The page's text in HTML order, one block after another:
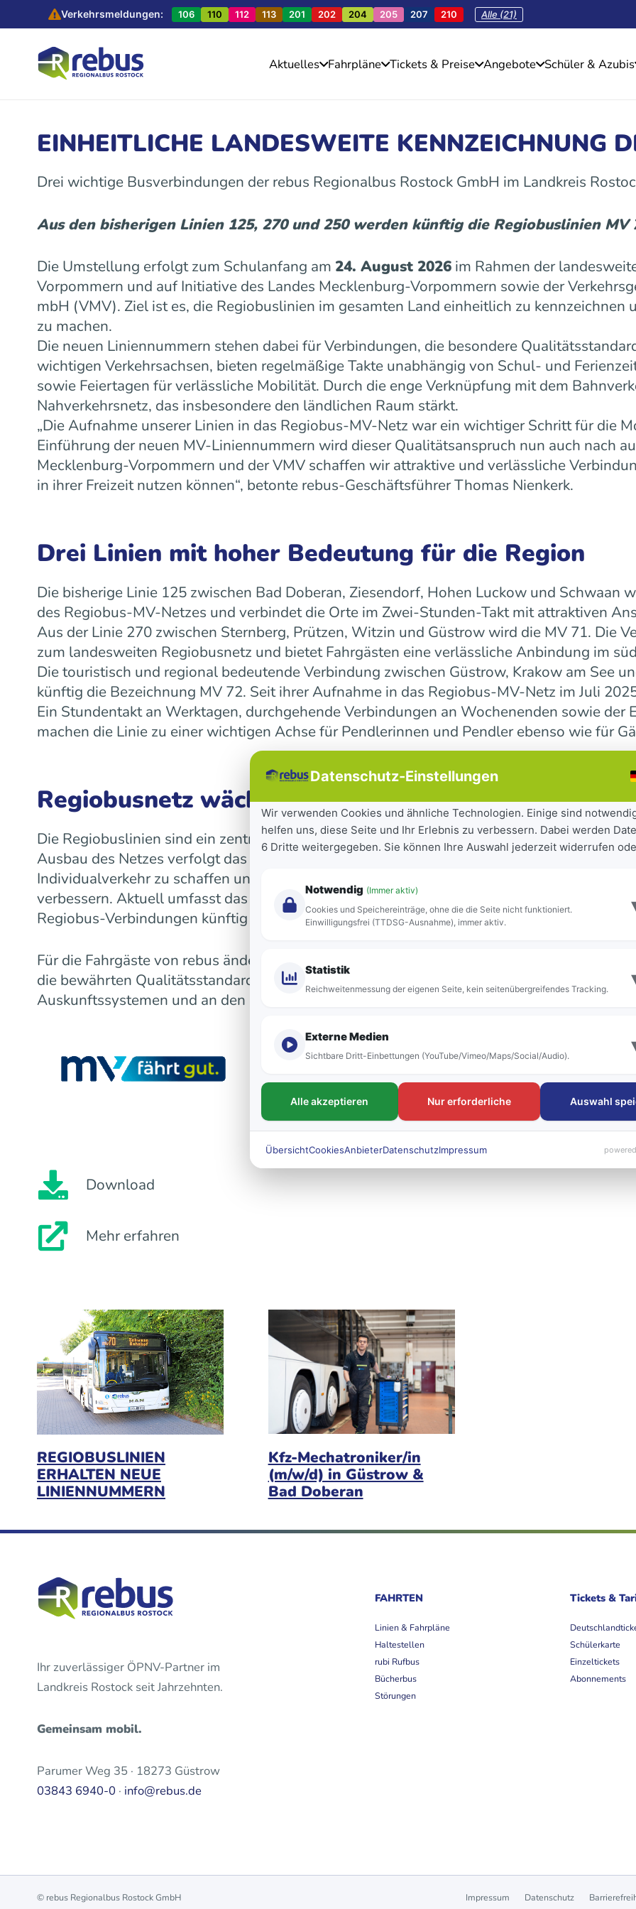
Verkehrsmeldungen: 106 110 112 113 201 202 204 205 207 210 Alle (21)
Aktuelles Fahrpläne Tickets & Preise Angebote Schüler & Azubis
EINHEITLICHE LANDESWEITE KENNZEICHNUNG
Drei wichtige Busverbindungen der rebus Regionalbus Rostock GmbH im Landkreis
Aus den bisherigen Linien 125, 270 und 250 werden künftig die Regiobuslinien MV
Die Umstellung erfolgt zum Schulanfang am 24. August 2026 im Rahmen der
Vorpommern und auf Initiative des Landes Mecklenburg-Vorpommern sowie der
mbH (VMV). Ziel ist es, die Regiobuslinien im gesamten Land einheitlich zu kennzeichnen
zu machen.
Die neuen Liniennummern stehen dabei für Verbindungen, die besondere
wichtigen Verkehrsachsen, bieten regelmäßige Takte unabhängig von Schul- und
sowie Feiertagen für verlässliche Mobilität. Durch die enge Verknüpfung mit dem
Nahverkehrsnetz, das insbesondere den ländlichen Raum stärkt.
„Die Aufnahme unserer Linien in das Regiobus-MV-Netz war ein wichtiger Schritt für die
Einführung der neuen MV-Liniennummern wird dieser Qualitätsanspruch nun auch nach
Mecklenburg-Vorpommern und der VMV schaffen wir attraktive und verlässliche
in ihrer Freizeit nutzen können“, betonte rebus-Geschäftsführer Thomas Nienkerk.
Drei Linien mit hoher Bedeutung für die Region
Die bisherige Linie 125 zwischen Bad Doberan, Ziesendorf, Hohen Luckow und Schwaan
des Regiobus-MV-Netzes und verbindet die Orte im Zwei-Stunden-Takt mit attraktiven
Aus der Linie 270 zwischen Sternberg, Prützen, Witzin und Güstrow wird die MV 71. Die
zum landesweiten Regiobusnetz und bietet Fahrgästen eine verlässliche Anbindung im
Die touristisch und regional bedeutende Verbindung zwischen Güstrow, Krakow am See
künftig die Bezeichnung MV 72. Seit ihrer Aufnahme in das Regiobus-MV-Netz im Juli
Ein Stundentakt an Werktagen, durchgehende Verbindungen an Wochenenden sowie der
machen die Linie zu einer wichtigen Achse für Pendlerinnen und Pendler ebenso wie für
Regiobusnetz wächst landesweit weiter
Die Regiobuslinien sind ein zentraler Bestandteil der seit 2023 laufenden
Ausbau des Netzes verfolgt das Land das Ziel, Städte und Gemeinden besser
Individualverkehr zu schaffen und die Mobilität für Bürgerinnen und Bürger sowie
verbessern. Aktuell umfasst das landesweite Netz 16 Regiobuslinien. Die neuen MV-
Regiobus-Verbindungen künftig auf einen Blick zu erkennen.
Für die Fahrgäste von rebus ändert sich mit der Umstellung vor allem die Bezeichnung
die bewährten Qualitätsstandards bleiben bestehen. Die neuen Liniennummern werden
Auskunftssystemen und an den Fahrzeugen sichtbar sein.
Download
Mehr erfahren
REGIOBUSLINIEN
ERHALTEN NEUE
LINIENNUMMERN
Kfz-Mechatroniker/in
(m/w/d) in Güstrow &
Bad Doberan
Ihr zuverlässiger ÖPNV-Partner im
Landkreis Rostock seit Jahrzehnten.
Gemeinsam mobil.
Parumer Weg 35 · 18273 Güstrow
03843 6940-0 · info@rebus.de
FAHRTEN
Linien & Fahrpläne
Haltestellen
rubi Rufbus
Bücherbus
Störungen
Tickets &
Schülerkarte
Einzeltickets
Abonnements
© rebus Regionalbus Rostock GmbH Impressum Datenschutz
Datenschutz-Einstellungen
Wir verwenden Cookies und ähnliche Technologien. Einige sind
helfen uns, diese Seite und Ihr Erlebnis zu verbessern. Dabei werden
6 Dritte weitergegeben. Sie können Ihre Auswahl jederzeit widerrufen
Notwendig (Immer aktiv)
Cookies und Speichereinträge, ohne die die Seite nicht funktioniert.
Einwilligungsfrei (TTDSG-Ausnahme), immer aktiv.
Statistik
Reichweitenmessung der eigenen Seite, kein seitenübergreifendes Tracking.
Externe Medien
Sichtbare Dritt-Einbettungen (YouTube/Vimeo/Maps/Social/Audio).
Alle akzeptieren Nur erforderliche Auswahl
ÜbersichtCookiesAnbieterDatenschutzImpressum